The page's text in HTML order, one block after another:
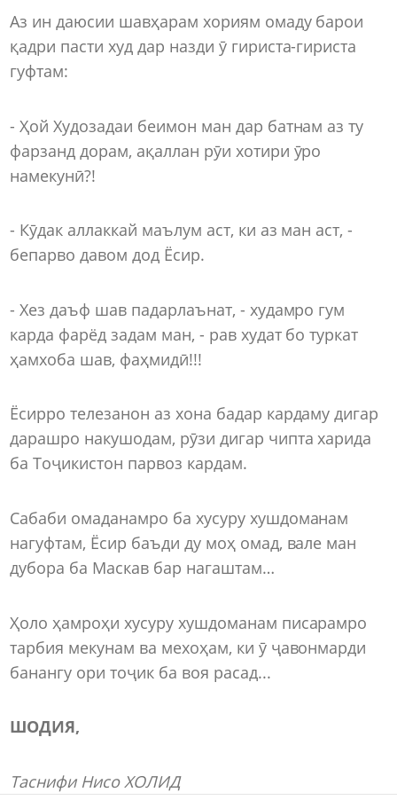
Аз ин даюсии шавҳарам хориям омаду барои
қадри пасти худ дар назди ӯ гириста-гириста
гуфтам:
- Ҳой Худозадаи беимон ман дар батнам аз ту
фарзанд дорам, ақаллан рӯи хотири ӯро
намекунӣ?!
- Кӯдак аллаккай маълум аст, ки аз ман аст, -
бепарво давом дод Ёсир.
- Хез даъф шав падарлаънат, - худамро гум
карда фарёд задам ман, - рав худат бо туркат
ҳамхоба шав, фаҳмидӣ!!!
Ёсирро телезанон аз хона бадар кардаму дигар
дарашро накушодам, рӯзи дигар чипта харида
ба Тоҷикистон парвоз кардам.
Сабаби омаданамро ба хусуру хушдоманам
нагуфтам, Ёсир баъди ду моҳ омад, вале ман
дубора ба Маскав бар нагаштам…
Ҳоло ҳамроҳи хусуру хушдоманам писарамро
тарбия мекунам ва мехоҳам, ки ӯ ҷавонмарди
банангу ори тоҷик ба воя расад...
ШОДИЯ,
Таснифи Нисо ХОЛИД